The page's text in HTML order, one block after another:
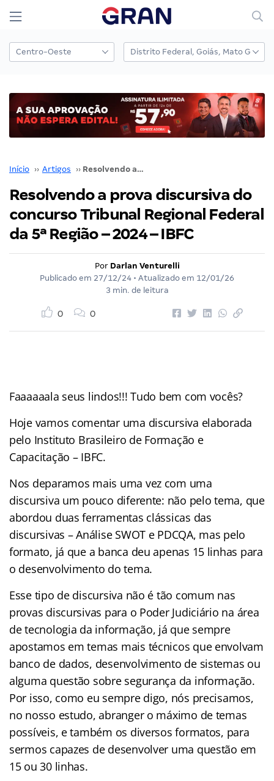
Início ›› Artigos ›› Resolvendo a prova discursiva do concurso Tribunal Regional Federal da 5ª Região – 2024 – IBFC
Resolvendo a prova discursiva do
concurso Tribunal Regional Federal
da 5ª Região – 2024 – IBFC
Por Darlan Venturelli
Publicado em 27/12/24 • Atualizado em 12/01/26
3 min. de leitura
0 0
Faaaaaala seus lindos!!! Tudo bem com vocês?
Hoje vamos comentar uma discursiva elaborada
pelo Instituto Brasileiro de Formação e
Capacitação – IBFC.
Nos deparamos mais uma vez com uma
discursiva um pouco diferente: não pelo tema, que
abordou duas ferramentas clássicas das
discursivas – Análise SWOT e PDCQA, mas pelo
formato, já que a banca deu apenas 15 linhas para
o desenvolvimento do tema.
Esse tipo de discursiva não é tão comum nas
provas discursivas para o Poder Judiciário na área
de tecnologia da informação, já que sempre
apostamos em temas mais técnicos que envolvam
banco de dados, desenvolvimento de sistemas ou
alguma questão sobre segurança da informação.
Por isso, como eu sempre digo, nós precisamos,
no nosso estudo, abranger o máximo de temas
possíveis, e também os diversos formatos, para
sermos capazes de desenvolver uma questão em
15 ou 30 linhas.